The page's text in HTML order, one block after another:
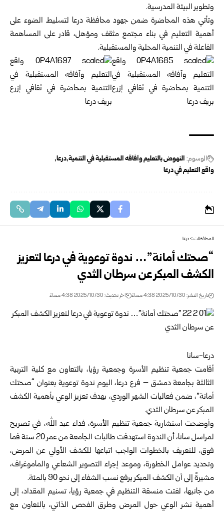
وتطوير البيئة المدرسية.
وتأتي هذه المحاضرة ضمن جهود محافظة درعا لتسليط الضوء على
أهمية التعليم في بناء مجتمع مثقف ومؤهل، قادر على المساهمة
الفاعلة في التنمية المحلية والمستقبلية.
الوسوم: النهوض بالتعليم وآفاقه المستقبلية في التنمية درعا
واقع التعليم في درعا
المحافظات>درعا
“صحتك أمانة”… ندوة توعوية في درعا لتعزيز
الكشف المبكر عن سرطان الثدي
تاريخ النشر: 2025/10/30 4:38 مساءً اخر تحديث: 2025/10/30 4:38 مساءً
درعا-سانا
أقامت جمعية تنظيم الأسرة وجمعية رؤيا، بالتعاون مع كلية التربية
الثالثة بجامعة دمشق – فرع درعا، اليوم ندوة توعوية بعنوان “صحتك
أمانة”، ضمن فعاليات الشهر الوردي، بهدف تعزيز الوعي بأهمية الكشف
المبكر عن سرطان الثدي.
وأوضحت استشارية جمعية تنظيم الأسرة، فداء عبد الله، في تصريح
لمراسل سانا، أن الندوة استهدفت طالبات الجامعة من عمر 20 سنة فما
فوق، للتعريف بالخطوات الواجب اتباعها للكشف الأولي عن المرض،
وتحديد عوامل الخطورة، وموعد إجراء التصوير الشعاعي والماموغراف،
مشيرةً إلى أن الكشف المبكر يرفع نسب الشفاء إلى نحو 90 بالمئة.
من جانبها، لفتت منسقة التنظيم في جمعية رؤيا، تسنيم المقداد، إلى
أهمية نشر الوعي حول المرض وطرق الفحص الذاتي، بالتعاون مع